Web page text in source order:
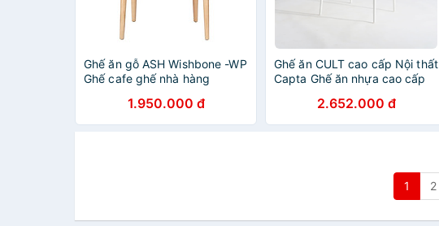
Ghế ăn gỗ ASH Wishbone -WP
Ghế cafe ghế nhà hàng
cấp tiêu chuẩn xuất khẩu ở
TpHCM
1.950.000 đ
Ghế ăn CULT cao cấp Nội thất
Capta Ghế ăn nhựa cao cấp
2.652.000 đ
1 2